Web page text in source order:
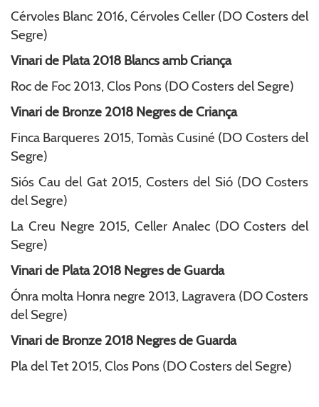
Cérvoles Blanc 2016, Cérvoles Celler (DO Costers del
Segre)
Vinari de Plata 2018 Blancs amb Criança
Roc de Foc 2013, Clos Pons (DO Costers del Segre)
Vinari de Bronze 2018 Negres de Criança
Finca Barqueres 2015, Tomàs Cusiné (DO Costers del
Segre)
Siós Cau del Gat 2015, Costers del Sió (DO Costers
del Segre)
La Creu Negre 2015, Celler Analec (DO Costers del
Segre)
Vinari de Plata 2018 Negres de Guarda
Ónra molta Honra negre 2013, Lagravera (DO Costers
del Segre)
Vinari de Bronze 2018 Negres de Guarda
Pla del Tet 2015, Clos Pons (DO Costers del Segre)